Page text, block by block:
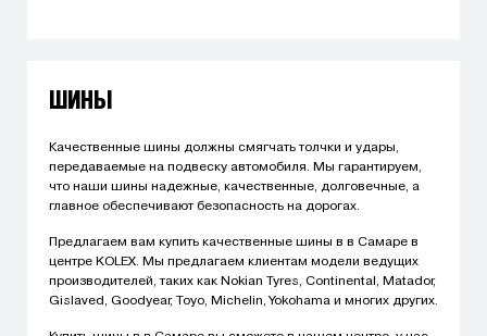
ШИНЫ
Качественные шины должны смягчать толчки и удары,
передаваемые на подвеску автомобиля. Мы гарантируем,
что наши шины надежные, качественные, долговечные, а
главное обеспечивают безопасность на дорогах.
Предлагаем вам купить качественные шины в в Самаре в
центре KOLEX. Мы предлагаем клиентам модели ведущих
производителей, таких как Nokian Tyres, Continental, Matador,
Gislaved, Goodyear, Toyo, Michelin, Yokohama и многих других.